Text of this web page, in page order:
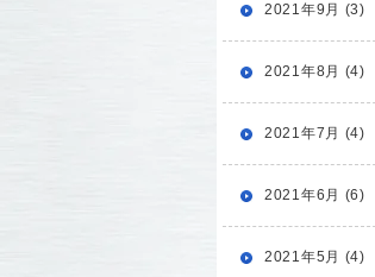
2021年9月 (3)
2021年8月 (4)
2021年7月 (4)
2021年6月 (6)
2021年5月 (4)